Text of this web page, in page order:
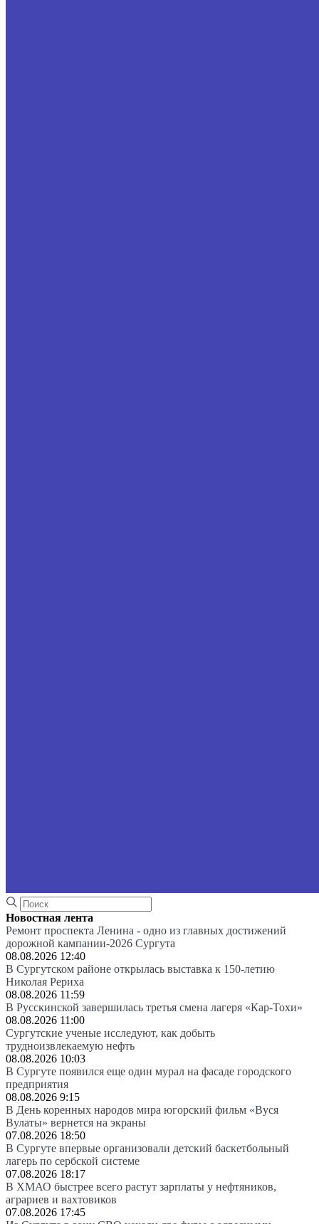
Новостная лента
Ремонт проспекта Ленина - одно из главных достижений
дорожной кампании-2026 Сургута
08.08.2026 12:40
В Сургутском районе открылась выставка к 150-летию
Николая Рериха
08.08.2026 11:59
В Русскинской завершилась третья смена лагеря «Кар-Тохи»
08.08.2026 11:00
Сургутские ученые исследуют, как добыть
трудноизвлекаемую нефть
08.08.2026 10:03
В Сургуте появился еще один мурал на фасаде городского
предприятия
08.08.2026 9:15
В День коренных народов мира югорский фильм «Вуся
Вулаты» вернется на экраны
07.08.2026 18:50
В Сургуте впервые организовали детский баскетбольный
лагерь по сербской системе
07.08.2026 18:17
В ХМАО быстрее всего растут зарплаты у нефтяников,
аграриев и вахтовиков
07.08.2026 17:45